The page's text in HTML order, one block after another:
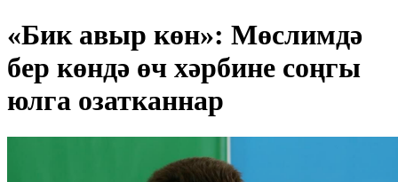
«Бик авыр көн»: Мөслимдә
бер көндә өч хәрбине соңгы
юлга озатканнар